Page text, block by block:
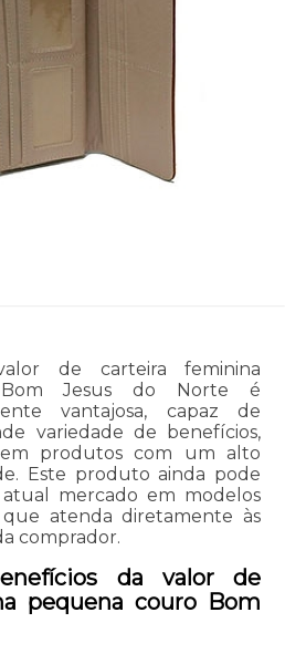
de carteira feminina
Jesus do Norte é
vantajosa, capaz de
variedade de benefícios,
em produtos com um alto
Este produto ainda pode
mercado em modelos
atenda diretamente às
comprador.
da valor de
pequena couro Bom